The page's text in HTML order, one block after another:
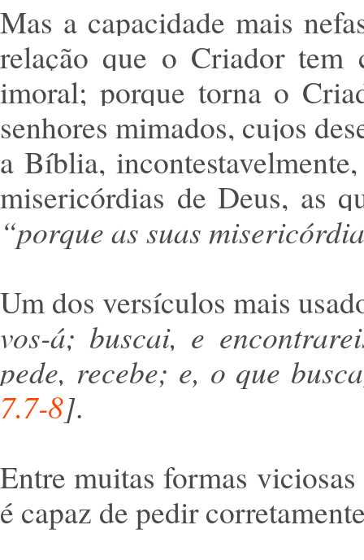
Mas a capacidade mais
relação que o Criador tem
imoral; porque torna o
senhores mimados, cujos
a Bíblia,
misericórdias de Deus, as
“porque as suas
Um dos versículos mais
vos-á; buscai, e
pede, recebe; e, o que
7.7-8].
Entre muitas formas
é capaz de pedir